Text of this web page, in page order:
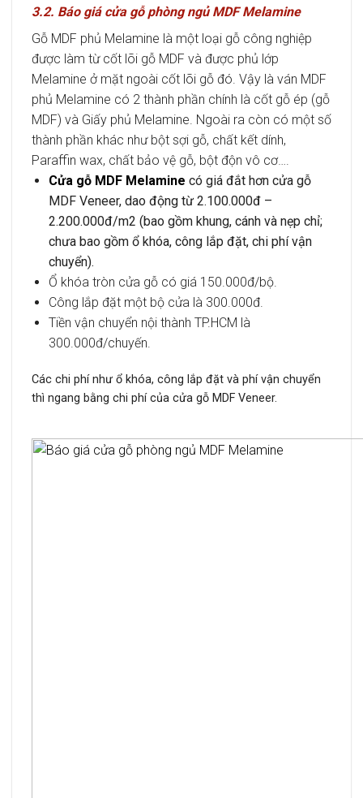
3.2. Báo giá cửa gỗ phòng ngủ MDF Melamine
Gỗ MDF phủ Melamine là một loại gỗ công nghiệp
được làm từ cốt lõi gỗ MDF và được phủ lớp
Melamine ở mặt ngoài cốt lõi gỗ đó. Vậy là ván MDF
phủ Melamine có 2 thành phần chính là cốt gỗ ép (gỗ
MDF) và Giấy phủ Melamine. Ngoài ra còn có một số
thành phần khác như bột sợi gỗ, chất kết dính,
Paraffin wax, chất bảo vệ gỗ, bột độn vô cơ….
Cửa gỗ MDF Melamine có giá đắt hơn cửa gỗ
MDF Veneer, dao động từ 2.100.000đ –
2.200.000đ/m2 (bao gồm khung, cánh và nẹp chỉ;
chưa bao gồm ổ khóa, công lắp đặt, chi phí vận
chuyển).
Ổ khóa tròn cửa gỗ có giá 150.000đ/bộ.
Công lắp đặt một bộ cửa là 300.000đ.
Tiền vận chuyển nội thành TP.HCM là
300.000đ/chuyến.
Các chi phí như ổ khóa, công lắp đặt và phí vận chuyển
thì ngang bằng chi phí của cửa gỗ MDF Veneer.